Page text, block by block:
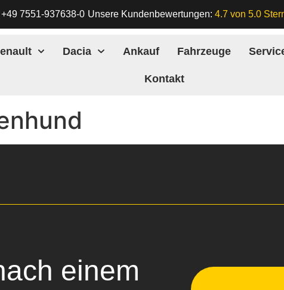
+49 7551-937638-0 Unsere Kundenbewertungen: 4.7 von 5.0
Dacia Ankauf Fahrzeuge
Kontakt
einem